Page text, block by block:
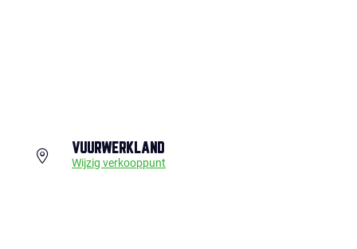
VUURWERKLAND
Wijzig verkooppunt